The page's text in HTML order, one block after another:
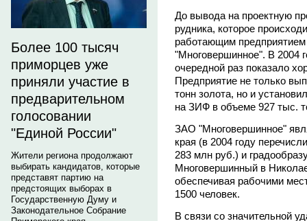
Более 100 тысяч
приморцев уже
приняли участие в
предварительном
голосовании
"Единой России"
Жители региона продолжают
выбирать кандидатов, которые
представят партию на
предстоящих выборах в
Государственную Думу и
Законодательное Собрание
До вывода на проектную
рудника, которое
работающим
"Многовершинное". В 2004
очередной раз показало
Предприятие не только
тонн золота, но и
на ЗИФ в объеме 927 тыс.
ЗАО "Многовершинное"
края (в 2004 году
283 млн руб.) и
Многовершинный в
обеспечивая рабочими
1500 человек.
В связи со значительной